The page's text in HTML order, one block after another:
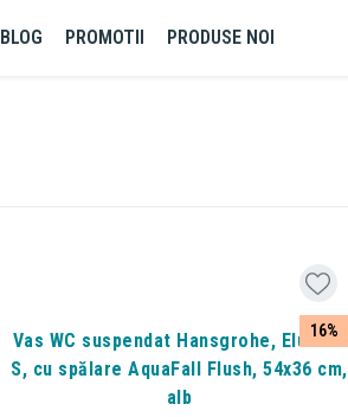
BLOG PROMOTII PRODUSE NOI
16%
Vas WC suspendat Hansgrohe, EluPura
S, cu spălare AquaFall Flush, 54x36 cm,
alb